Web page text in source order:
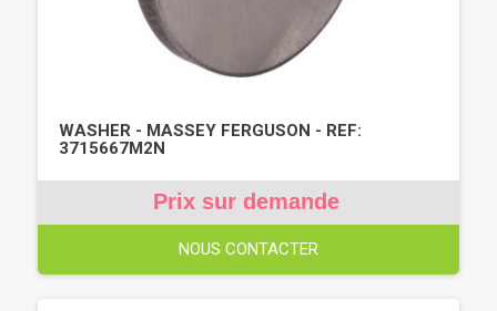
WASHER - MASSEY FERGUSON - REF:
3715667M2N
Prix sur demande
NOUS CONTACTER